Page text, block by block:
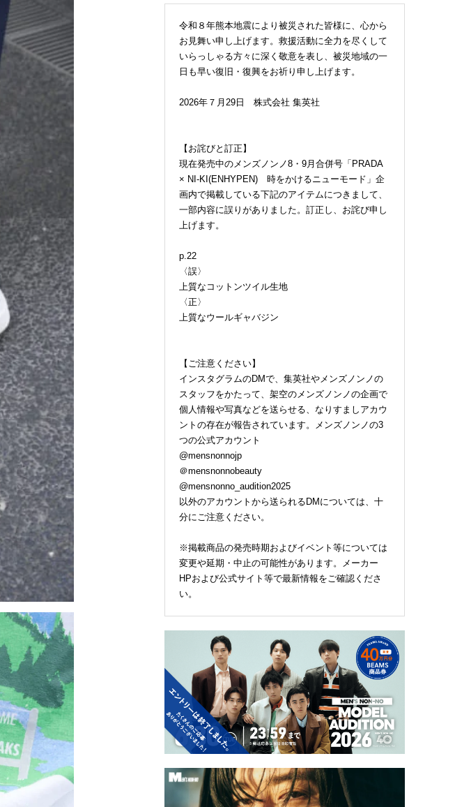
令和８年熊本地震により被災された皆様に、心から
お見舞い申し上げます。救援活動に全力を尽くして
いらっしゃる方々に深く敬意を表し、被災地域の一
日も早い復旧・復興をお祈り申し上げます。
2026年７月29日 株式会社 集英社
【お詫びと訂正】
現在発売中のメンズノンノ8・9月合併号「PRADA
× NI-KI(ENHYPEN) 時をかけるニューモード」企
画内で掲載している下記のアイテムにつきまして、
一部内容に誤りがありました。訂正し、お詫び申し
上げます。
p.22
〈誤〉
上質なコットンツイル生地
〈正〉
上質なウールギャバジン
【ご注意ください】
インスタグラムのDMで、集英社やメンズノンノの
スタッフをかたって、架空のメンズノンノの企画で
個人情報や写真などを送らせる、なりすましアカウ
ントの存在が報告されています。メンズノンノの3
つの公式アカウント
@mensnonnojp
＠mensnonnobeauty
@mensnonno_audition2025
以外のアカウントから送られるDMについては、十
分にご注意ください。
※掲載商品の発売時期およびイベント等については
変更や延期・中止の可能性があります。メーカー
HPおよび公式サイト等で最新情報をご確認くださ
い。